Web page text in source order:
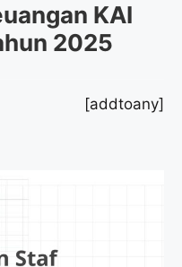
KAI
2025
[addtoany]